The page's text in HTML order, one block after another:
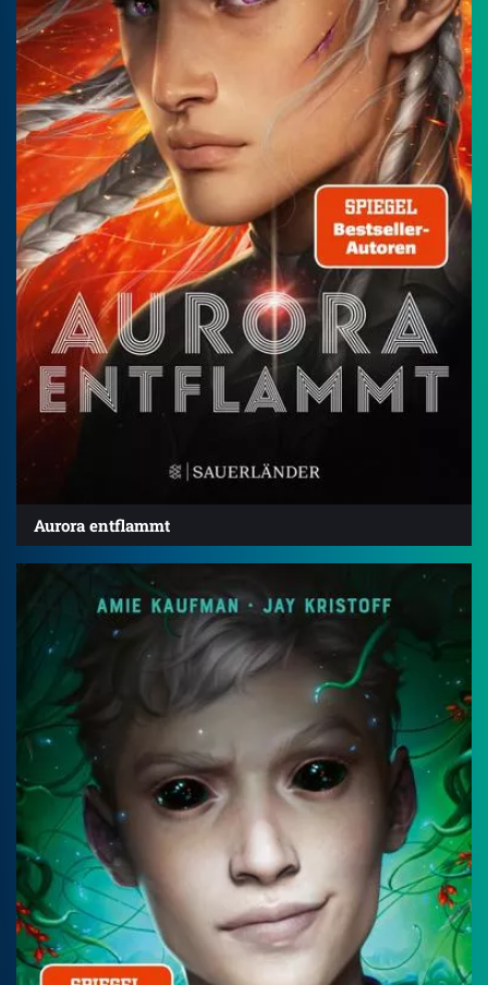
Aurora entflammt